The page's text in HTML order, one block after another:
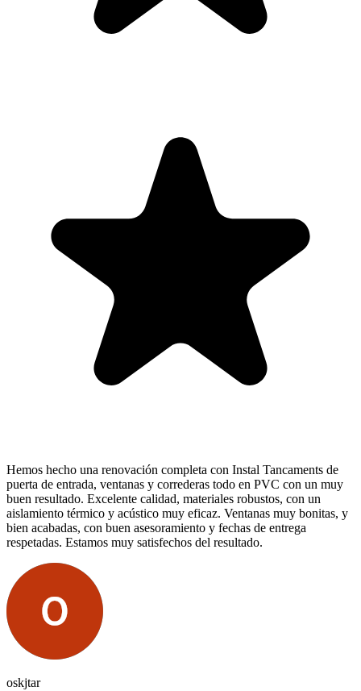
Hemos hecho una renovación completa con Instal Tancaments de
puerta de entrada, ventanas y correderas todo en PVC con un muy
buen resultado. Excelente calidad, materiales robustos, con un
aislamiento térmico y acústico muy eficaz. Ventanas muy bonitas, y
bien acabadas, con buen asesoramiento y fechas de entrega
respetadas. Estamos muy satisfechos del resultado.
oskjtar